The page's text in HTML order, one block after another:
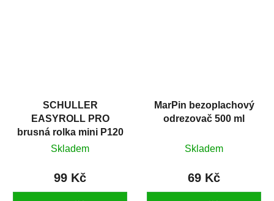
SCHULLER
EASYROLL PRO
brusná rolka mini P120
Skladem
99 Kč
MarPin bezoplachový
odrezovač 500 ml
Skladem
69 Kč